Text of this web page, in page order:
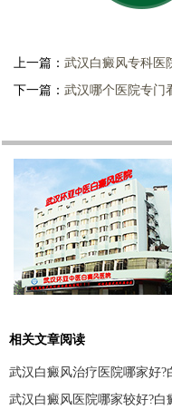
上一篇： 武汉白癜风专科医
下一篇： 武汉哪个医院专门
相关文章阅读
武汉白癜风治疗医院哪家好?
武汉白癜风医院哪家较好?白